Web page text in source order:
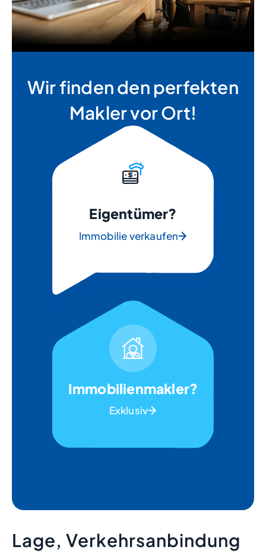
Wir finden den perfekten
Makler vor Ort!
Eigentümer?
Immobilie verkaufen
Immobilienmakler?
Exklusiv
Lage, Verkehrsanbindung